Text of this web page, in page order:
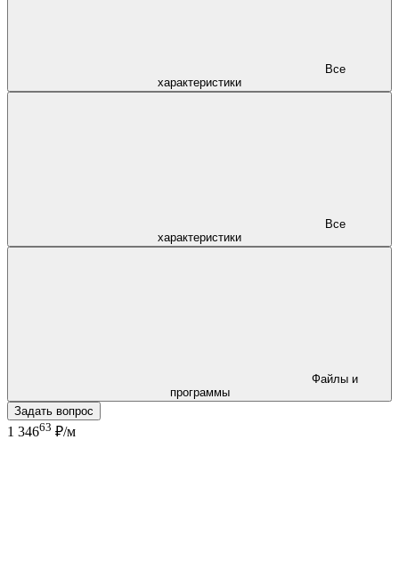
характеристики
характеристики
программы
Задать вопрос
1 34663 ₽/м